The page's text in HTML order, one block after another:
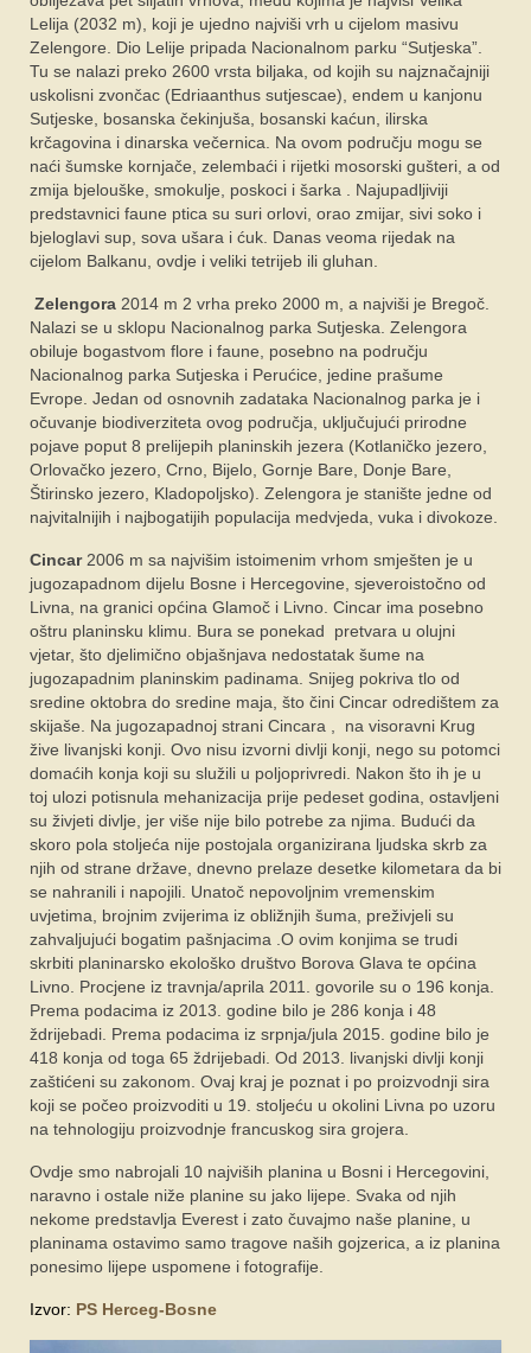
Lelija (2032 m), koji je ujedno najviši vrh u cijelom masivu
Zelengore. Dio Lelije pripada Nacionalnom parku “Sutjeska”.
Tu se nalazi preko 2600 vrsta biljaka, od kojih su najznačajniji
uskolisni zvončac (Edriaanthus sutjescae), endem u kanjonu
Sutjeske, bosanska čekinjuša, bosanski kaćun, ilirska
krčagovina i dinarska večernica. Na ovom području mogu se
naći šumske kornjače, zelembaći i rijetki mosorski gušteri, a od
zmija bjelouške, smokulje, poskoci i šarka . Najupadljiviji
predstavnici faune ptica su suri orlovi, orao zmijar, sivi soko i
bjeloglavi sup, sova ušara i ćuk. Danas veoma rijedak na
cijelom Balkanu, ovdje i veliki tetrijeb ili gluhan.
Zelengora 2014 m 2 vrha preko 2000 m, a najviši je Bregoč.
Nalazi se u sklopu Nacionalnog parka Sutjeska. Zelengora
obiluje bogastvom flore i faune, posebno na području
Nacionalnog parka Sutjeska i Perućice, jedine prašume
Evrope. Jedan od osnovnih zadataka Nacionalnog parka je i
očuvanje biodiverziteta ovog područja, uključujući prirodne
pojave poput 8 prelijepih planinskih jezera (Kotlaničko jezero,
Orlovačko jezero, Crno, Bijelo, Gornje Bare, Donje Bare,
Štirinsko jezero, Kladopoljsko). Zelengora je stanište jedne od
najvitalnijih i najbogatijih populacija medvjeda, vuka i divokoze.
Cincar2006 m sa najvišim istoimenim vrhom smješten je u
jugozapadnom dijelu Bosne i Hercegovine, sjeveroistočno od
Livna, na granici općina Glamoč i Livno. Cincar ima posebno
oštru planinsku klimu. Bura se ponekad pretvara u olujni
vjetar, što djelimično objašnjava nedostatak šume na
jugozapadnim planinskim padinama. Snijeg pokriva tlo od
sredine oktobra do sredine maja, što čini Cincar odredištem za
skijaše. Na jugozapadnoj strani Cincara , na visoravni Krug
žive livanjski konji. Ovo nisu izvorni divlji konji, nego su potomci
domaćih konja koji su služili u poljoprivredi. Nakon što ih je u
toj ulozi potisnula mehanizacija prije pedeset godina, ostavljeni
su živjeti divlje, jer više nije bilo potrebe za njima. Budući da
skoro pola stoljeća nije postojala organizirana ljudska skrb za
njih od strane države, dnevno prelaze desetke kilometara da bi
se nahranili i napojili. Unatoč nepovoljnim vremenskim
uvjetima, brojnim zvijerima iz obližnjih šuma, preživjeli su
zahvaljujući bogatim pašnjacima .O ovim konjima se trudi
skrbiti planinarsko ekološko društvo Borova Glava te općina
Livno. Procjene iz travnja/aprila 2011. govorile su o 196 konja.
Prema podacima iz 2013. godine bilo je 286 konja i 48
ždrijebadi. Prema podacima iz srpnja/jula 2015. godine bilo je
418 konja od toga 65 ždrijebadi. Od 2013. livanjski divlji konji
zaštićeni su zakonom. Ovaj kraj je poznat i po proizvodnji sira
koji se počeo proizvoditi u 19. stoljeću u okolini Livna po uzoru
na tehnologiju proizvodnje francuskog sira grojera.
Ovdje smo nabrojali 10 najviših planina u Bosni i Hercegovini,
naravno i ostale niže planine su jako lijepe. Svaka od njih
nekome predstavlja Everest i zato čuvajmo naše planine, u
planinama ostavimo samo tragove naših gojzerica, a iz planina
ponesimo lijepe uspomene i fotografije.
Izvor: PS Herceg-Bosne